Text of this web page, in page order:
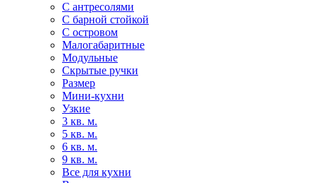
С антресолями
С барной стойкой
С островом
Малогабаритные
Модульные
Скрытые ручки
Размер
Мини-кухни
Узкие
3 кв. м.
5 кв. м.
6 кв. м.
9 кв. м.
Все для кухни